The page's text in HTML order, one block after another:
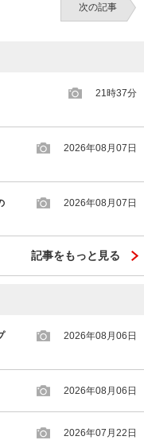
次の記事
21時37分
2026年08月07日
2026年08月07日
記事をもっと見る
2026年08月06日
2026年08月06日
2026年07月22日